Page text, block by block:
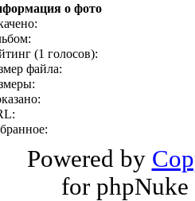
о фото
(1 голосов):
файла:
Powered by
for